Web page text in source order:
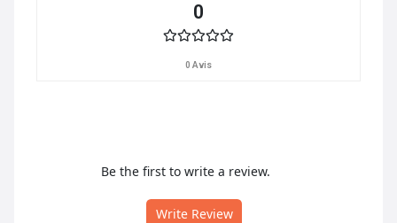
0
0 Avis
Be the first to write a review.
Write Review